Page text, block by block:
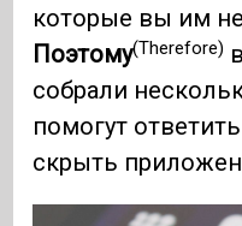
которые вы им не
Поэтому(Therefore)
собрали
помогут
скрыть